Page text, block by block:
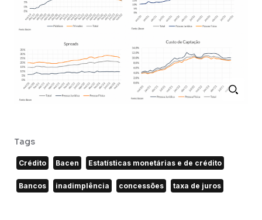
Tags
Crédito Bacen Estatísticas monetárias e de crédito
Bancos inadimplência concessões taxa de juros